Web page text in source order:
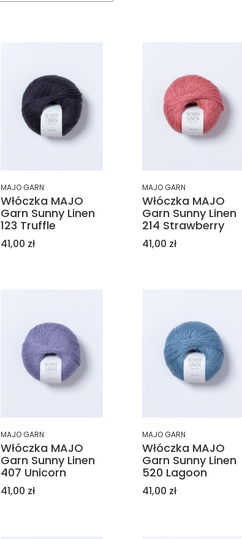
MAJO GARN
Włóczka MAJO
Garn Sunny Linen
123 Truffle
Cena
41,00 zł
MAJO GARN
Włóczka MAJO
Garn Sunny Linen
214 Strawberry
Cena
41,00 zł
MAJO GARN
Włóczka MAJO
Garn Sunny Linen
407 Unicorn
Cena
41,00 zł
MAJO GARN
Włóczka MAJO
Garn Sunny Linen
520 Lagoon
Cena
41,00 zł